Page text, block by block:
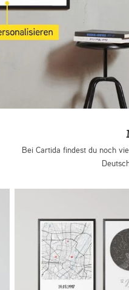
Bei Cartida findest du noch